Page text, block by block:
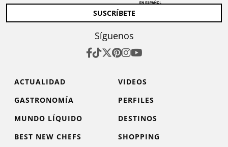
SUSCRÍBETE
Síguenos
ACTUALIDAD
VIDEOS
GASTRONOMÍA
PERFILES
MUNDO LÍQUIDO
DESTINOS
BEST NEW CHEFS
SHOPPING